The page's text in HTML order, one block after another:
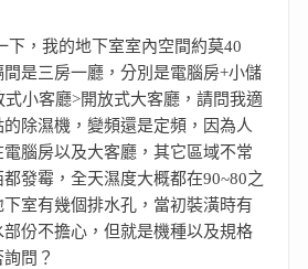
下，我的地下室室內空間約莫40
是三房一廳，分別是電腦房+小儲
式小客廳>開放式大客廳，請問我適
除濕機，變頻還是定頻，因為人
電腦房以及大客廳，其它區域不常
發霉，全天濕度大概都在90~80之
下室有幾個排水孔，當初裝潢時有
份不擔心，但就是機種以及規格
問？